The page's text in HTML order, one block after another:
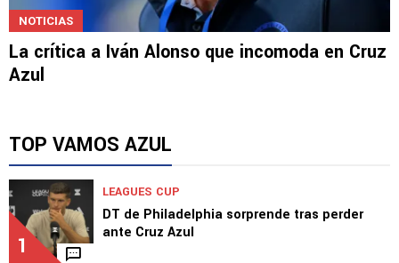
NOTICIAS
La crítica a Iván Alonso que incomoda en Cruz
Azul
TOP VAMOS AZUL
1
LEAGUES CUP
DT de Philadelphia sorprende tras perder
ante Cruz Azul